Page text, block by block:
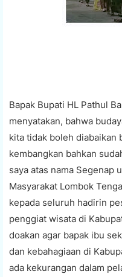
Bapak Bupati HL Pathul
menyatakan, bahwa
kita tidak boleh diabaikan
kembangkan bahkan
saya atas nama Segenap
Masyarakat Lombok
kepada seluruh hadirin
penggiat wisata di
doakan agar bapak ibu
dan kebahagiaan di
ada kekurangan dalam